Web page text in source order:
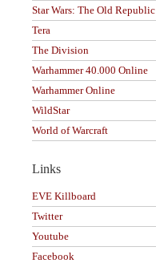
Star Wars: The Old Republic
Tera
The Division
Warhammer 40.000 Online
Warhammer Online
WildStar
World of Warcraft
Links
EVE Killboard
Twitter
Youtube
Facebook